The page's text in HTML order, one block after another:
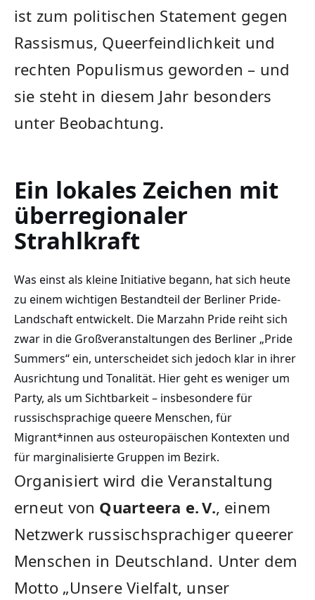
ist zum politischen Statement gegen
Rassismus, Queerfeindlichkeit und
rechten Populismus geworden – und
sie steht in diesem Jahr besonders
unter Beobachtung.
Ein lokales Zeichen mit
überregionaler
Strahlkraft
Was einst als kleine Initiative begann, hat sich heute
zu einem wichtigen Bestandteil der Berliner Pride-
Landschaft entwickelt. Die Marzahn Pride reiht sich
zwar in die Großveranstaltungen des Berliner „Pride
Summers“ ein, unterscheidet sich jedoch klar in ihrer
Ausrichtung und Tonalität. Hier geht es weniger um
Party, als um Sichtbarkeit – insbesondere für
russischsprachige queere Menschen, für
Migrant*innen aus osteuropäischen Kontexten und
für marginalisierte Gruppen im Bezirk.
Organisiert wird die Veranstaltung
erneut von Quarteera e. V., einem
Netzwerk russischsprachiger queerer
Menschen in Deutschland. Unter dem
Motto „Unsere Vielfalt, unser